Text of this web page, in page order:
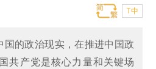
T中
的政治现实，在推进中国政
共产党是核心力量和关键场